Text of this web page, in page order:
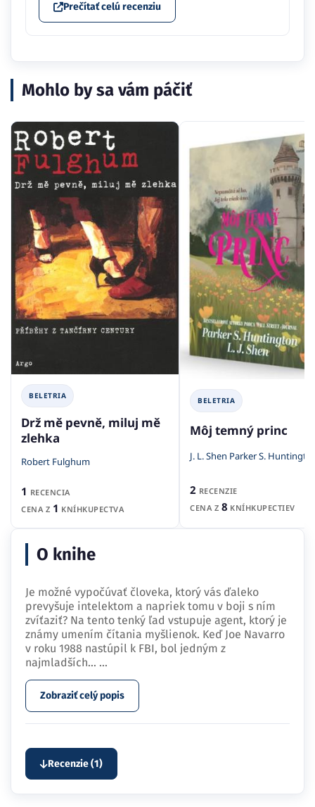
Prečítať celú recenziu
Mohlo by sa vám páčiť
BELETRIA
Drž mě pevně, miluj mě
zlehka
Robert Fulghum
1 RECENCIA
CENA Z 1 KNÍHKUPECTVA
BELETRIA
Môj temný princ
J. L. Shen Parker S.
2 RECENZIE
CENA Z 8 KNÍHKUPECTIEV
O knihe
Je možné vypočúvať človeka, ktorý vás ďaleko
prevyšuje intelektom a napriek tomu v boji s ním
zvíťaziť? Na tento tenký ľad vstupuje agent, ktorý je
známy umením čítania myšlienok. Keď Joe Navarro
v roku 1988 nastúpil k FBI, bol jedným z
najmladších… ...
Zobraziť celý popis
Recenzie (1)